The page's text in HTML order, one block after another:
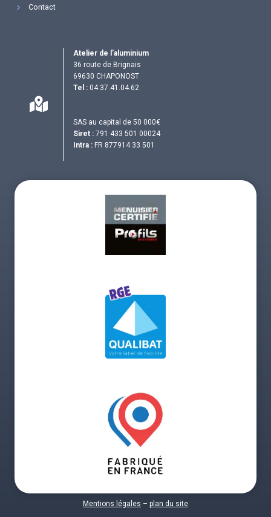
Contact
Atelier de l’aluminium
36 route de Brignais
69630 CHAPONOST
Tel : 04.37.41.04.62
SAS au capital de 50 000€
Siret : 791 433 501 00024
Intra : FR 877914 33 501
Mentions légales – plan du site